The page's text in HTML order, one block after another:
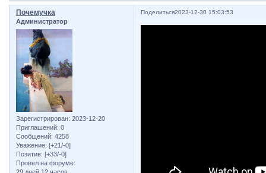
Поделиться2023-12-30 15:03:53
Почемучка
Администратор
Зарегистрирован: 2023-12-20
Приглашений: 0
Сообщений: 4258
Уважение: [+21/-0]
Позитив: [+33/-0]
Провел на форуме: